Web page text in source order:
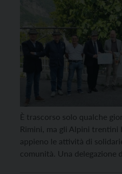
È trascorso solo qualche
Rimini, ma gli Alpini trentini
appieno le attività di
comunità. Una delegazione